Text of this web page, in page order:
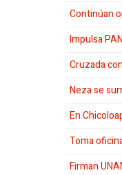
Continúan
Impulsa
Cruzada
Neza se
En
Toma
Firman